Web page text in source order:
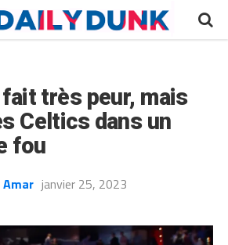
très peur, mais
Celtics dans un
fou
janvier 25, 2023